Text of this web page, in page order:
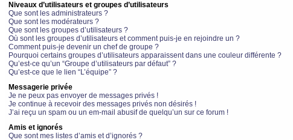
Niveaux d’utilisateurs et groupes d’utilisateurs
Que sont les administrateurs ?
Que sont les modérateurs ?
Que sont les groupes d’utilisateurs ?
Où sont les groupes d’utilisateurs et comment puis-je en rejoindre un ?
Comment puis-je devenir un chef de groupe ?
Pourquoi certains groupes d’utilisateurs apparaissent dans une couleur différente ?
Qu’est-ce qu’un “Groupe d’utilisateurs par défaut” ?
Qu’est-ce que le lien “L’équipe” ?
Messagerie privée
Je ne peux pas envoyer de messages privés !
Je continue à recevoir des messages privés non désirés !
J’ai reçu un spam ou un em-mail abusif de quelqu’un sur ce forum !
Amis et ignorés
Que sont mes listes d’amis et d’ignorés ?